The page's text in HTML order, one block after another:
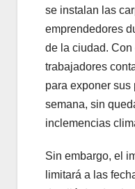
se instalan las
emprendedores
de la ciudad.
trabajadores
para exponer
semana, sin
inclemencias
Sin embargo, el
limitará a las